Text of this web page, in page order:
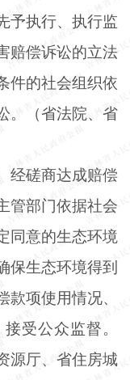
予执行、执行监
赔偿诉讼的立法
件的社会组织依
。（省法院、省
经磋商达成赔偿
管部门依据社会
同意的生态环境
保生态环境得到
款项使用情况、
受公众监督。
源厅、省住房城